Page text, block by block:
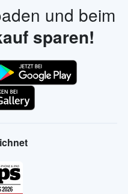
und beim
sparen!